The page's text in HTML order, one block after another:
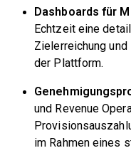
Dashboards für
Echtzeit eine
Zielerreichung
der Plattform.
und Revenue
im Rahmen eines